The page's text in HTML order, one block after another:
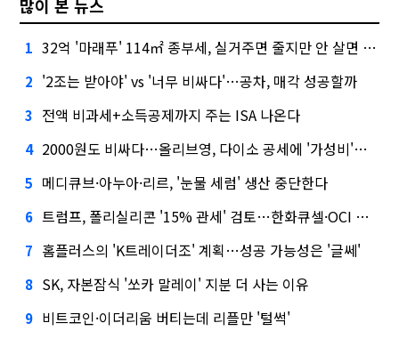
많이 본 뉴스
1 32억 '마래푸' 114㎡ 종부세, 실거주면 줄지만 안 살면 2.5배
2 '2조는 받아야' vs '너무 비싸다'…공차, 매각 성공할까
3 전액 비과세+소득공제까지 주는 ISA 나온다
4 2000원도 비싸다…올리브영, 다이소 공세에 '가성비'로 맞불
5 메디큐브·아누아·리르, '눈물 세럼' 생산 중단한다
6 트럼프, 폴리실리콘 '15% 관세' 검토…한화큐셀·OCI 영향은?
7 홈플러스의 'K트레이더조' 계획…성공 가능성은 '글쎄'
8 SK, 자본잠식 '쏘카 말레이' 지분 더 사는 이유
9 비트코인·이더리움 버티는데 리플만 '털썩'